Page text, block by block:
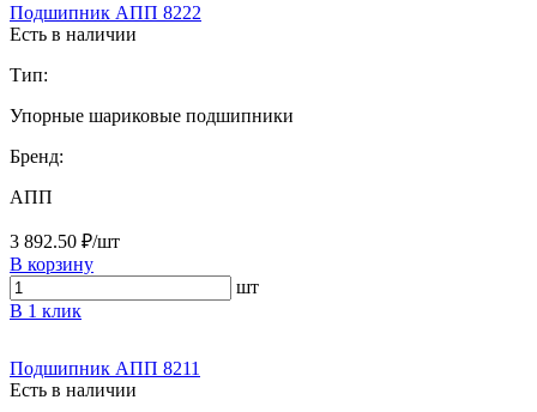
Подшипник АПП 8222
Есть в наличии
Тип:
Упорные шариковые подшипники
Бренд:
АПП
3 892.50 ₽/шт
В корзину
шт
В 1 клик
Подшипник АПП 8211
Есть в наличии